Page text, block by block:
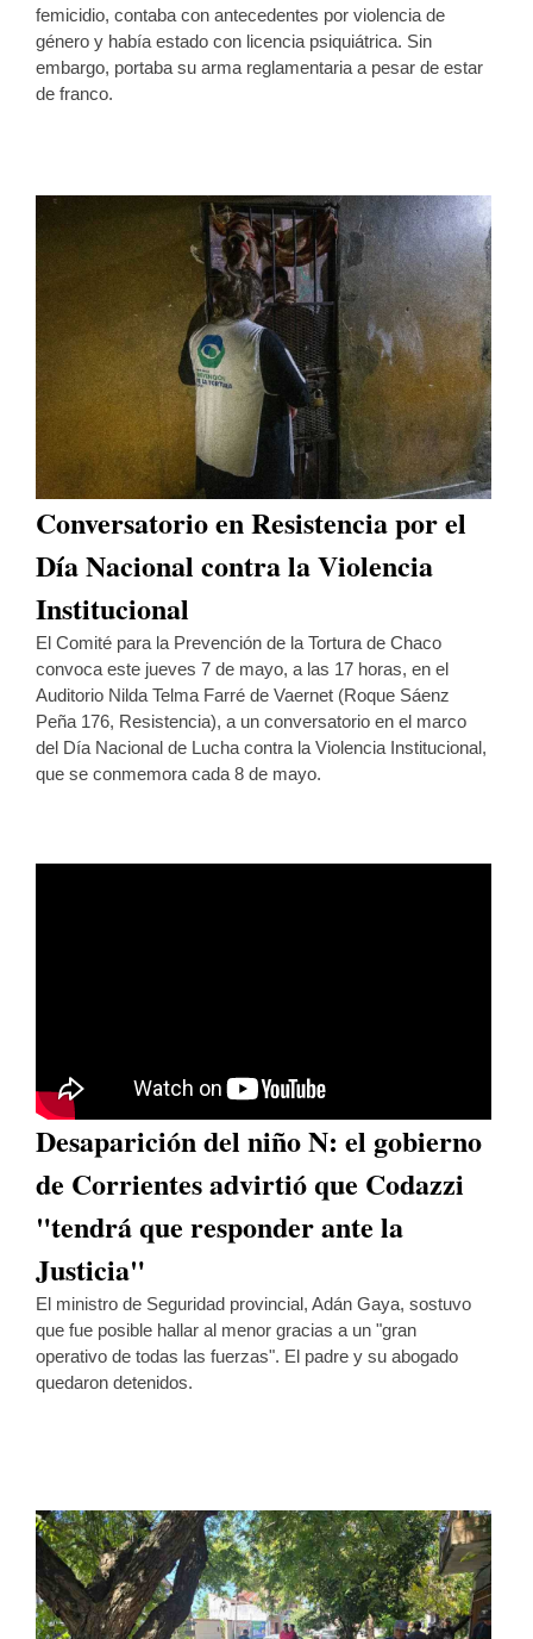
femicidio, contaba con antecedentes por violencia de
género y había estado con licencia psiquiátrica. Sin
embargo, portaba su arma reglamentaria a pesar de estar
de franco.
Conversatorio en Resistencia por el
Día Nacional contra la Violencia
Institucional
El Comité para la Prevención de la Tortura de Chaco
convoca este jueves 7 de mayo, a las 17 horas, en el
Auditorio Nilda Telma Farré de Vaernet (Roque Sáenz
Peña 176, Resistencia), a un conversatorio en el marco
del Día Nacional de Lucha contra la Violencia Institucional,
que se conmemora cada 8 de mayo.
Desaparición del niño N: el gobierno
de Corrientes advirtió que Codazzi
"tendrá que responder ante la
Justicia"
El ministro de Seguridad provincial, Adán Gaya, sostuvo
que fue posible hallar al menor gracias a un "gran
operativo de todas las fuerzas". El padre y su abogado
quedaron detenidos.